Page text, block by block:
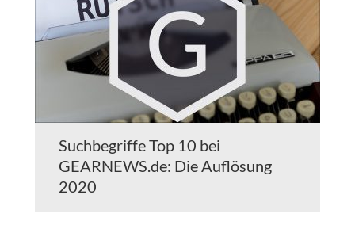
Suchbegriffe Top 10 bei
GEARNEWS.de: Die Auflösung
2020